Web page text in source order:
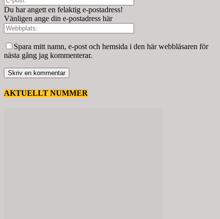
Du har angett en felaktig e-postadress!
Vänligen ange din e-postadress här
Spara mitt namn, e-post och hemsida i den här webbläsaren för
nästa gång jag kommenterar.
AKTUELLT NUMMER